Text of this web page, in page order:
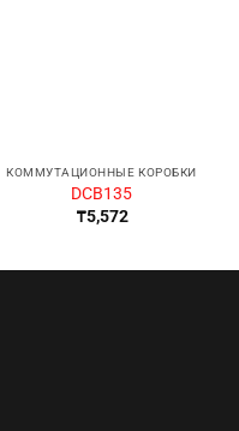
КОММУТАЦИОННЫЕ КОРОБКИ
DCB135
₸5,572